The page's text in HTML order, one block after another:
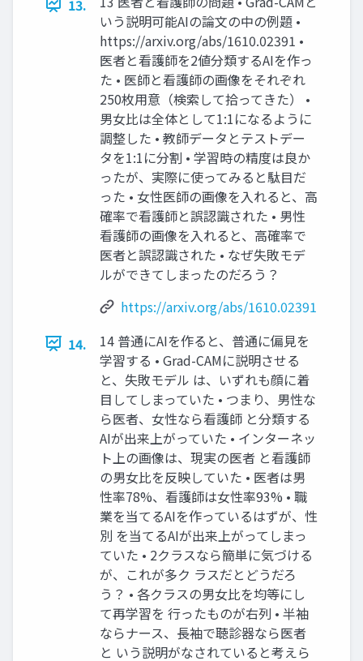
13.
いう説明可能AIの論文の中の例題 •
https://arxiv.org/abs/1610.02391 •
医者と看護師を2値分類するAIを作っ
た • 医師と看護師の画像をそれぞれ
250枚用意（検索して拾ってきた） •
男女比は全体として1:1になるように
調整した • 教師データとテストデー
タを1:1に分割 • 学習時の精度は良か
ったが、実際に使ってみると駄目だ
った • 女性医師の画像を入れると、高
確率で看護師と誤認識された • 男性
看護師の画像を入れると、高確率で
医者と誤認識された • なぜ失敗モデ
ルができてしまったのだろう？
https://arxiv.org/abs/1610.02391
14.
14 普通にAIを作ると、普通に偏見を
学習する • Grad-CAMに説明させる
と、失敗モデル は、いずれも顔に着
目してしまっていた • つまり、男性な
ら医者、女性なら看護師 と分類する
AIが出来上がっていた • インターネッ
ト上の画像は、現実の医者 と看護師
の男女比を反映していた • 医者は男
性率78%、看護師は女性率93% • 職
業を当てるAIを作っているはずが、性
別 を当てるAIが出来上がってしまっ
ていた • 2クラスなら簡単に気づける
が、これが多ク ラスだとどうだろ
う？ • 各クラスの男女比を均等にし
て再学習を 行ったものが右列 • 半袖
ならナース、長袖で聴診器なら医者
と いう説明がなされていると考えら